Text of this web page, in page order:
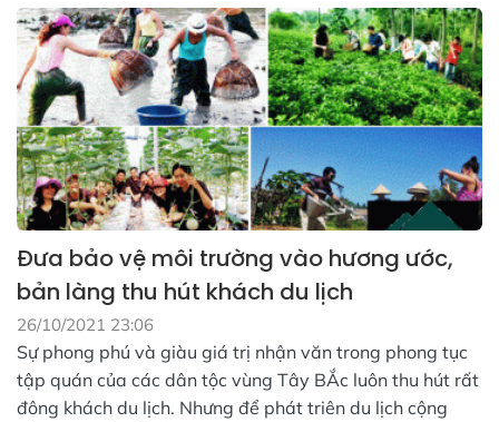
Đưa bảo vệ môi trường vào hương ước,
bản làng thu hút khách du lịch
26/10/2021 23:06
Sự phong phú và giàu giá trị nhận văn trong phong tục
tập quán của các dân tộc vùng Tây BẮc luôn thu hút rất
đông khách du lịch. Nhưng để phát triên du lịch cộng